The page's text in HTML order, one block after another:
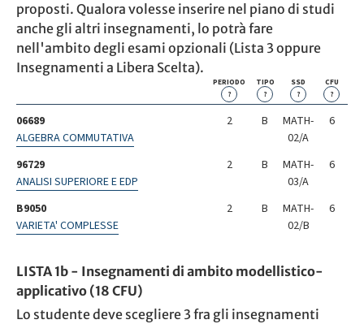
proposti. Qualora volesse inserire nel piano di studi
anche gli altri insegnamenti, lo potrà fare
nell'ambito degli esami opzionali (Lista 3 oppure
Insegnamenti a Libera Scelta).
PERIODO
?
TIPO
?
SSD
?
CFU
?
06689
ALGEBRA COMMUTATIVA
2 B
MATH-
02/A
6
96729
ANALISI SUPERIORE E EDP
2 B
MATH-
03/A
6
B9050
VARIETA' COMPLESSE
2 B
MATH-
02/B
6
LISTA 1b - Insegnamenti di ambito modellistico-
applicativo (18 CFU)
Lo studente deve scegliere 3 fra gli insegnamenti